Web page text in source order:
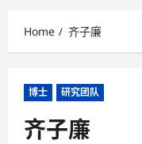
Home 齐子廉
博士 研究团队
齐子廉